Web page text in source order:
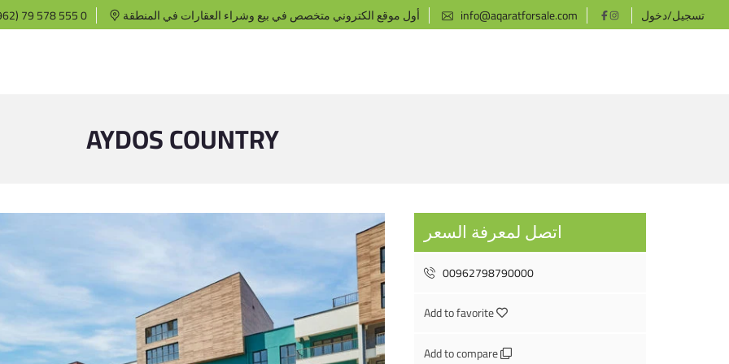
79 578 555 0 أول موقع الكتروني متخصص في بيع وشراء العقارات في المنطقة info@aqaratforsale.com تسجيل/دخول
AYDOS COUNTRY
اتصل لمعرفة السعر
00962798790000
Add to favorite
Add to compare